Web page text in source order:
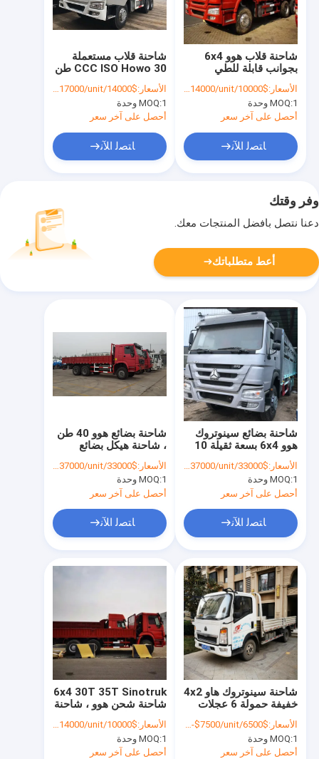
شاحنة قلاب مستعملة
CCC ISO Howo 30 طن
371 حصان 6x4
الأسعار:$14000/unt-$17000/unit
MOQ:1 وحدة
أحصل على آخر سعر
ﺎﺘﺼﻟ ﺍﻶﻧ
شاحنة قلاب هوو 6x4
بجوانب قابلة للطي
الأسعار:$10000/unt-$14000/unit
MOQ:1 وحدة
أحصل على آخر سعر
ﺎﺘﺼﻟ ﺍﻶﻧ
وفر وقتك
دعنا نتصل بأفضل المنتجات معك.
أعط متطلباتك
شاحنة بضائع هوو 40 طن
، شاحنة هيكل بضائع
سينوتروك هوو 6x4
الأسعار:$33000/unt-$37000/unit
MOQ:1 وحدة
أحصل على آخر سعر
ﺎﺘﺼﻟ ﺍﻶﻧ
شاحنة بضائع سينوتروك
هوو 6x4 بسعة ثقيلة 10
عجلات
الأسعار:$33000/unt-$37000/unit
MOQ:1 وحدة
أحصل على آخر سعر
ﺎﺘﺼﻟ ﺍﻶﻧ
6x4 30T 35T Sinotruk
شاحنة شحن هوو ، شاحنة
شحن ثقيلة هوو
الأسعار:$10000/unt-$14000/unit
MOQ:1 وحدة
أحصل على آخر سعر
شاحنة سينوتروك هاو 4x2
خفيفة حمولة 6 عجلات
110 حصان
الأسعار:$6500/unt-$7500/unit
MOQ:1 وحدة
أحصل على آخر سعر